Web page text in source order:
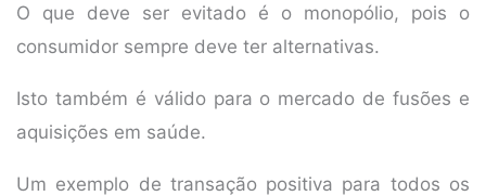
O que deve ser evitado é o monopólio, pois o
consumidor sempre deve ter alternativas.
Isto também é válido para o mercado de fusões e
aquisições em saúde.
Um exemplo de transação positiva para todos os